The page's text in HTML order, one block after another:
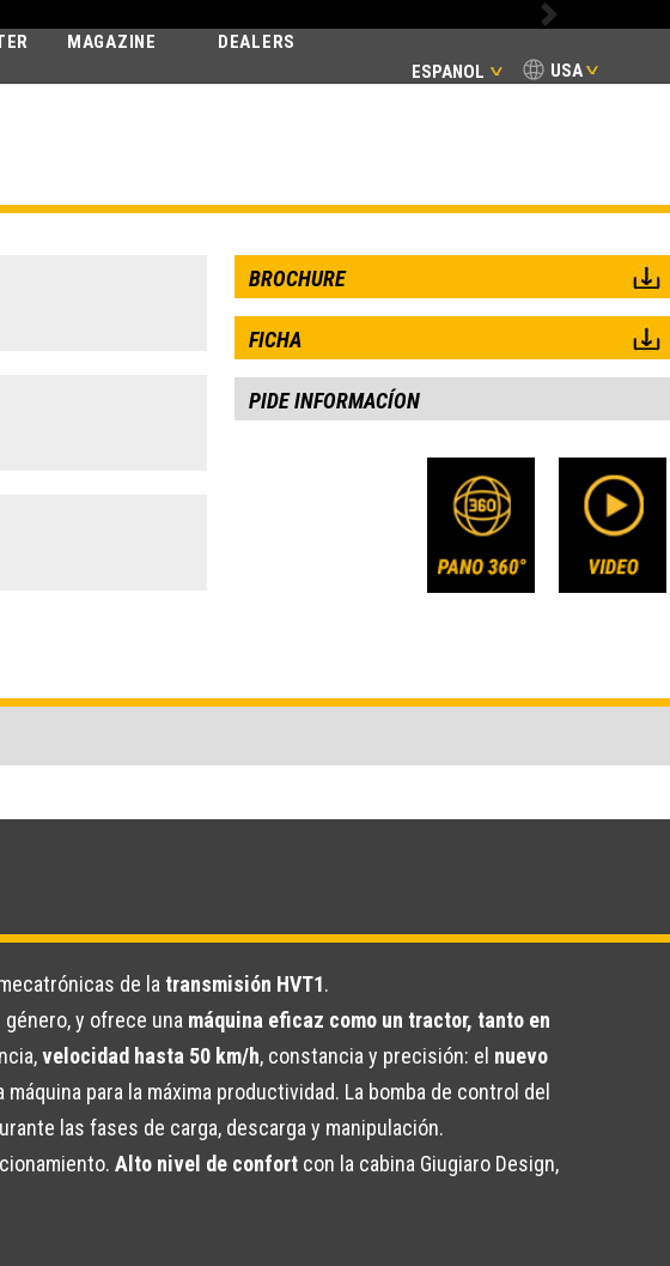
USA
ESPANOL
MAGAZINE DEALERS
Next
POWER X2
BROCHURE
FICHA
PIDE INFORMACÍON
de la transmisión HVT1.
y ofrece una máquina eficaz como un tractor, tanto en
velocidad hasta 50 km/h, constancia y precisión: el nuevo
para la máxima productividad. La bomba de control del
las fases de carga, descarga y manipulación.
Alto nivel de confort con la cabina Giugiaro Design,